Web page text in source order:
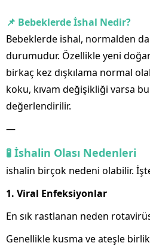
📌 Bebeklerdeİshal Nedir?
Bebeklerde ishal, normalden
durumudur. Özellikle yeni
birkaç kez dışkılama normal
koku, kıvam değişikliği varsa
değerlendirilir.
—
🧪 İshalin Olası Nedenleri
ishalin birçok nedeni olabilir.
1. Viral Enfeksiyonlar
En sık rastlanan neden
Genellikle kusma ve ateşle